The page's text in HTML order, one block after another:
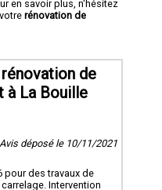
en savoir plus, n'hésitez
rénovation de
rénovation de
à La Bouille
Avis déposé le 10/11/2021
des travaux de
Intervention